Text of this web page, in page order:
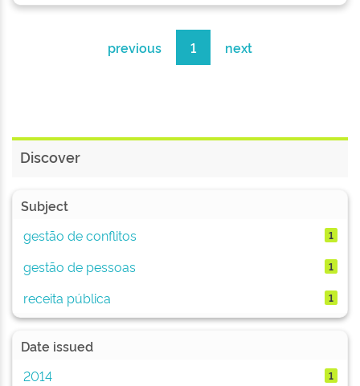
previous 1 next
Discover
Subject
gestão de conflitos
1
gestão de pessoas 1
receita pública 1
Date issued
2014
1